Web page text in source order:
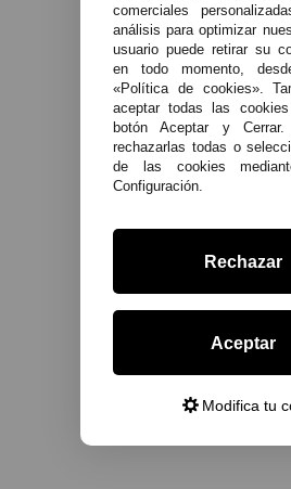
comerciales
análisis para optimizar
usuario puede retirar su
en todo momento,
«Política de cookies».
aceptar todas las
botón Aceptar y
rechazarlas todas o
de las cookies
Configuración.
Rechazar
Aceptar
Modifica tu